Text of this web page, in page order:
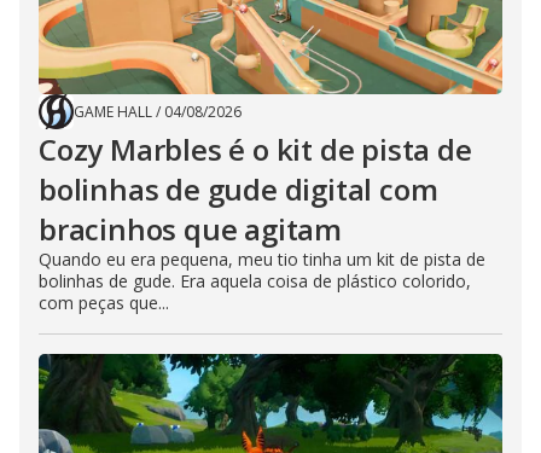
GAME HALL/ 04/08/2026
Cozy Marbles é o kit de pista de
bolinhas de gude digital com
bracinhos que agitam
Quando eu era pequena, meu tio tinha um kit de pista de
bolinhas de gude. Era aquela coisa de plástico colorido,
com peças que...